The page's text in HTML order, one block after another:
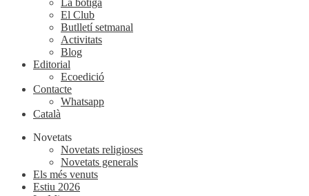
La botiga
El Club
Butlletí setmanal
Activitats
Blog
Editorial
Ecoedició
Contacte
Whatsapp
Català
Novetats
Novetats religioses
Novetats generals
Els més venuts
Estiu 2026